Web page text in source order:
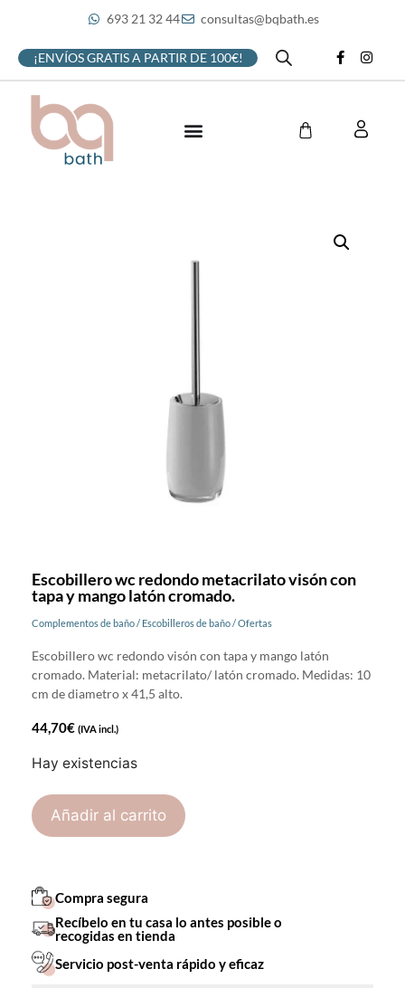
693 21 32 44 consultas@bqbath.es
¡ENVÍOS GRATIS A PARTIR DE 100€!
Escobillero wc redondo metacrilato visón con
tapa y mango latón cromado.
Complementos de baño / Escobilleros de baño /Ofertas
Escobillero wc redondo visón con tapa y mango latón
cromado. Material: metacrilato/ latón cromado. Medidas: 10
cm de diametro x 41,5 alto.
44,70€ (IVA incl.)
Hay existencias
Añadir al carrito
Compra segura
Recíbelo en tu casa lo antes posible o
recogidas en tienda
Servicio post-venta rápido y eficaz